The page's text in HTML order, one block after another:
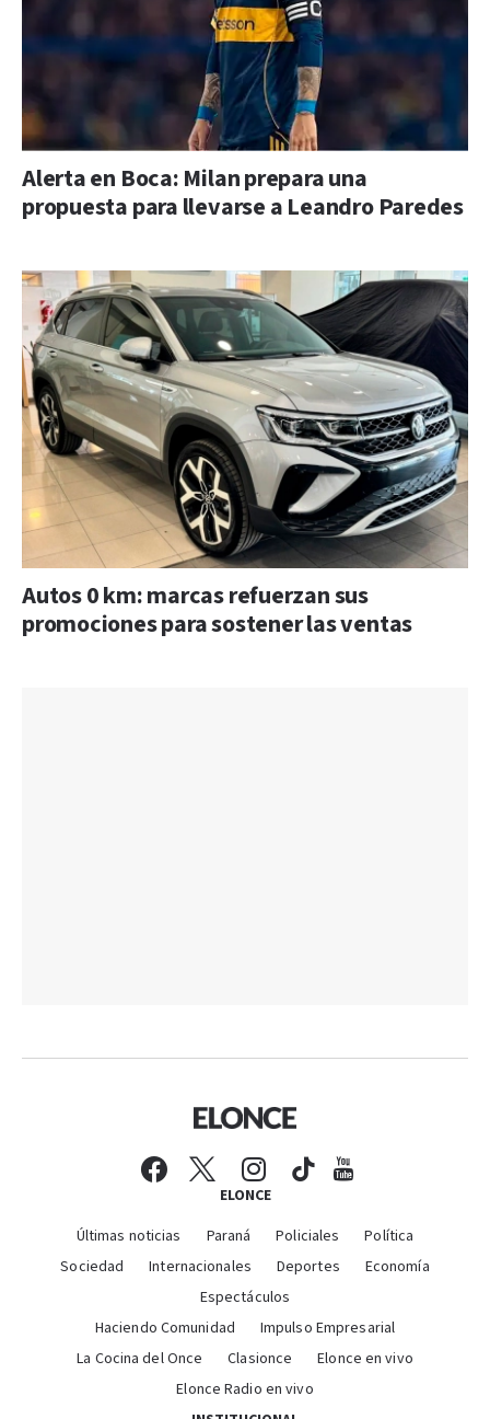
Alerta en Boca: Milan prepara una
propuesta para llevarse a Leandro Paredes
Autos 0 km: marcas refuerzan sus
promociones para sostener las ventas
ELONCE
Últimas noticias Paraná Policiales
Política
Sociedad
Internacionales Deportes
Economía
Espectáculos
Haciendo Comunidad
Impulso Empresarial
La Cocina del Once
Clasionce
Elonce en vivo
Elonce Radio en vivo